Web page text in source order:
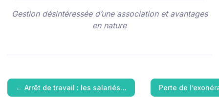
Gestion désintéressée d’une association et avantages
en nature
← Arrêt de travail : les salariés… Perte de